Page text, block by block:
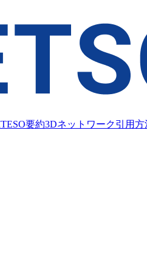
要約3Dネットワーク引用方